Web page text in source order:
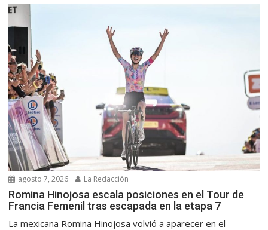
agosto 7, 2026 La Redacción
Romina Hinojosa escala posiciones en el Tour de
Francia Femenil tras escapada en la etapa 7
La mexicana Romina Hinojosa volvió a aparecer en el